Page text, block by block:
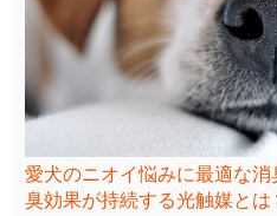
愛犬のニオイ悩みに最適な
臭効果が持続する光触媒とは